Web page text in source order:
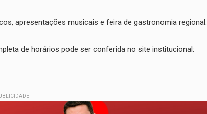
apresentações musicais e feira de gastronomia regional.
de horários pode ser conferida no site institucional: